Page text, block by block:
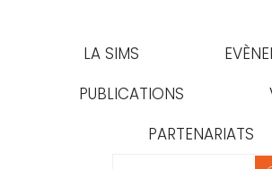
LA SIMS
PUBLICATIONS
PARTENARIATS